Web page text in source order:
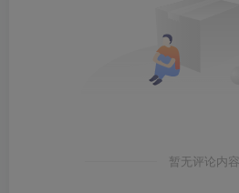
暂无评论内容